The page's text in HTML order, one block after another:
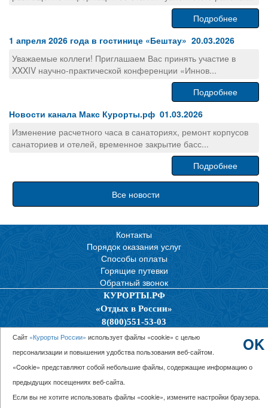
Подробнее
1 апреля 2026 года в гостинице «Бештау» 20.03.2026
Уважаемые коллеги! Приглашаем Вас принять участие в
XXXIV научно-практической конференции «Иннов...
Подробнее
Новости канала Макс Курорты.рф 01.03.2026
Изменение расчетного часа в санаториях, ремонт корпусов
санаториев и отелей, временное закрытие басс...
Подробнее
Все новости
Контакты
Порядок оказания услуг
Способы оплаты
Горящие путевки
Обратный звонок
КУРОРТЫ.РФ
«Отдых в России»
8(800)551-53-03
Политика конфиденциальности
© 2026 ООО “Единая Служба Бронирования”
OK
Сайт «Курорты России» использует файлы «cookie» с целью
персонализации и повышения удобства пользования веб-сайтом.
«Cookie» представляют собой небольшие файлы, содержащие информацию о
предыдущих посещениях веб-сайта.
Если вы не хотите использовать файлы «cookie», измените настройки браузера.